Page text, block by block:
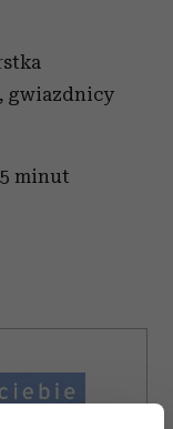
gwiazdnicy
minut